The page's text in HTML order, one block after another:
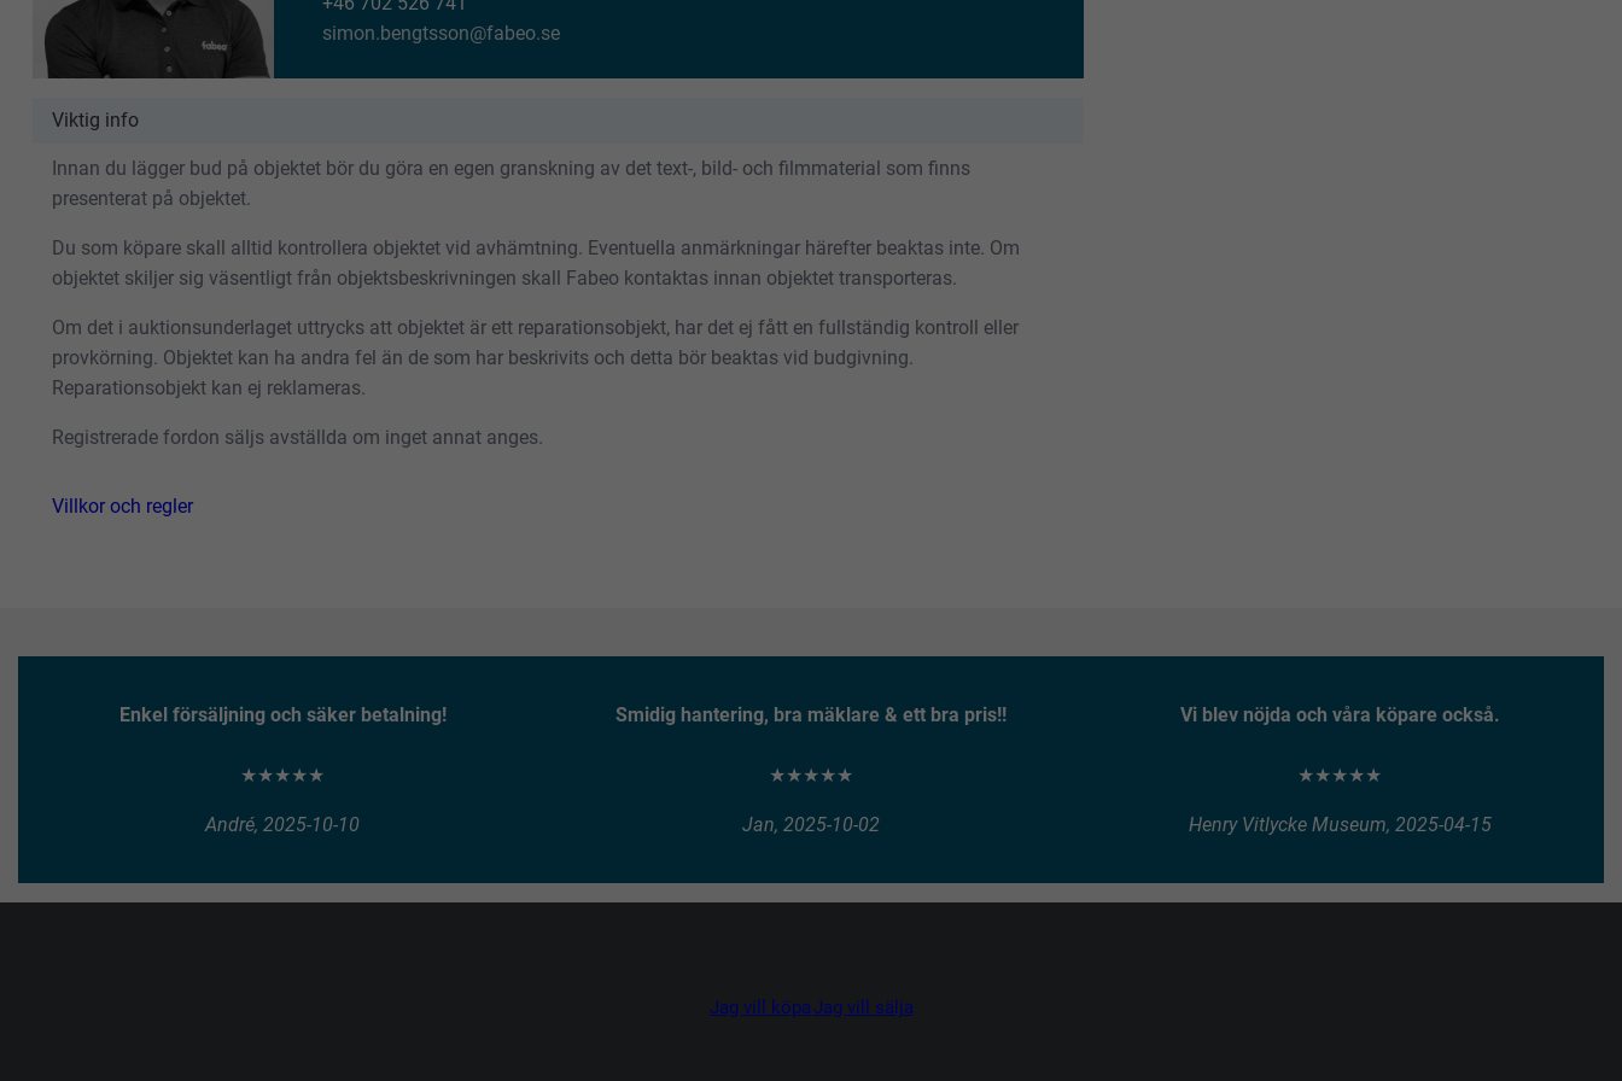
simon.bengtsson@fabeo.se
Viktig info
Innan du lägger bud på objektet bör du göra en egen granskning av det text-, bild- och filmmaterial som finns
presenterat på objektet.
Du som köpare skall alltid kontrollera objektet vid avhämtning. Eventuella anmärkningar härefter beaktas inte. Om
objektet skiljer sig väsentligt från objektsbeskrivningen skall Fabeo kontaktas innan objektet transporteras.
Om det i auktionsunderlaget uttrycks att objektet är ett reparationsobjekt, har det ej fått en fullständig kontroll eller
provkörning. Objektet kan ha andra fel än de som har beskrivits och detta bör beaktas vid budgivning.
Reparationsobjekt kan ej reklameras.
Registrerade fordon säljs avställda om inget annat anges.
Villkor och regler
Enkel försäljning och säker betalning!
★★★★★
André, 2025-10-10
Smidig hantering, bra mäklare & ett bra pris!!
★★★★★
Jan, 2025-10-02
Vi blev nöjda och våra köpare också.
★★★★★
Henry Vitlycke Museum, 2025-04-15
Jag vill köpaJag vill sälja